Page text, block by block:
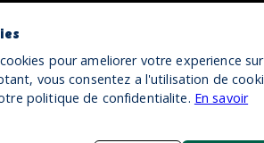
pour ameliorer votre experience sur
vous consentez a l'utilisation de
politique de confidentialite. En savoir